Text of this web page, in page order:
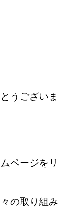
うございま
ページをリ
の取り組み